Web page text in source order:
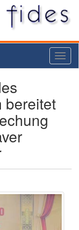
bereitet